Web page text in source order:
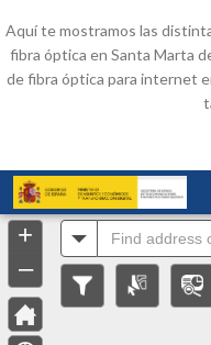
Aquí te mostramos las
fibra óptica en Santa Marta
de fibra óptica para internet